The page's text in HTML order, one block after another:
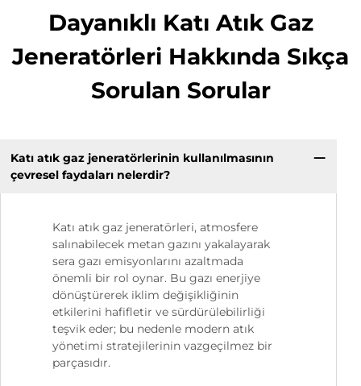
Dayanıklı Katı Atık Gaz
Jeneratörleri Hakkında Sıkça
Sorulan Sorular
Katı atık gaz jeneratörlerinin kullanılmasının
çevresel faydaları nelerdir?
Katı atık gaz jeneratörleri, atmosfere
salınabilecek metan gazını yakalayarak
sera gazı emisyonlarını azaltmada
önemli bir rol oynar. Bu gazı enerjiye
dönüştürerek iklim değişikliğinin
etkilerini hafifletir ve sürdürülebilirliği
teşvik eder; bu nedenle modern atık
yönetimi stratejilerinin vazgeçilmez bir
parçasıdır.